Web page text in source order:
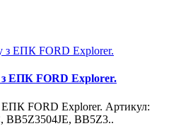
з ЕПК FORD Explorer.
ЕПК FORD Explorer. Артикул:
BB5Z3504JE, BB5Z3..